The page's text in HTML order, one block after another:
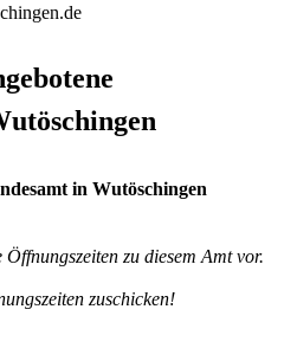
in Wutöschingen
zu diesem Amt vor.
zuschicken!